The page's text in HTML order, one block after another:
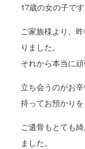
17歳の女の子です
ご家族様より、
りました。
それから本当に
立ち会うのがお
持ってお預かり
ご遺骨もとても
ました。